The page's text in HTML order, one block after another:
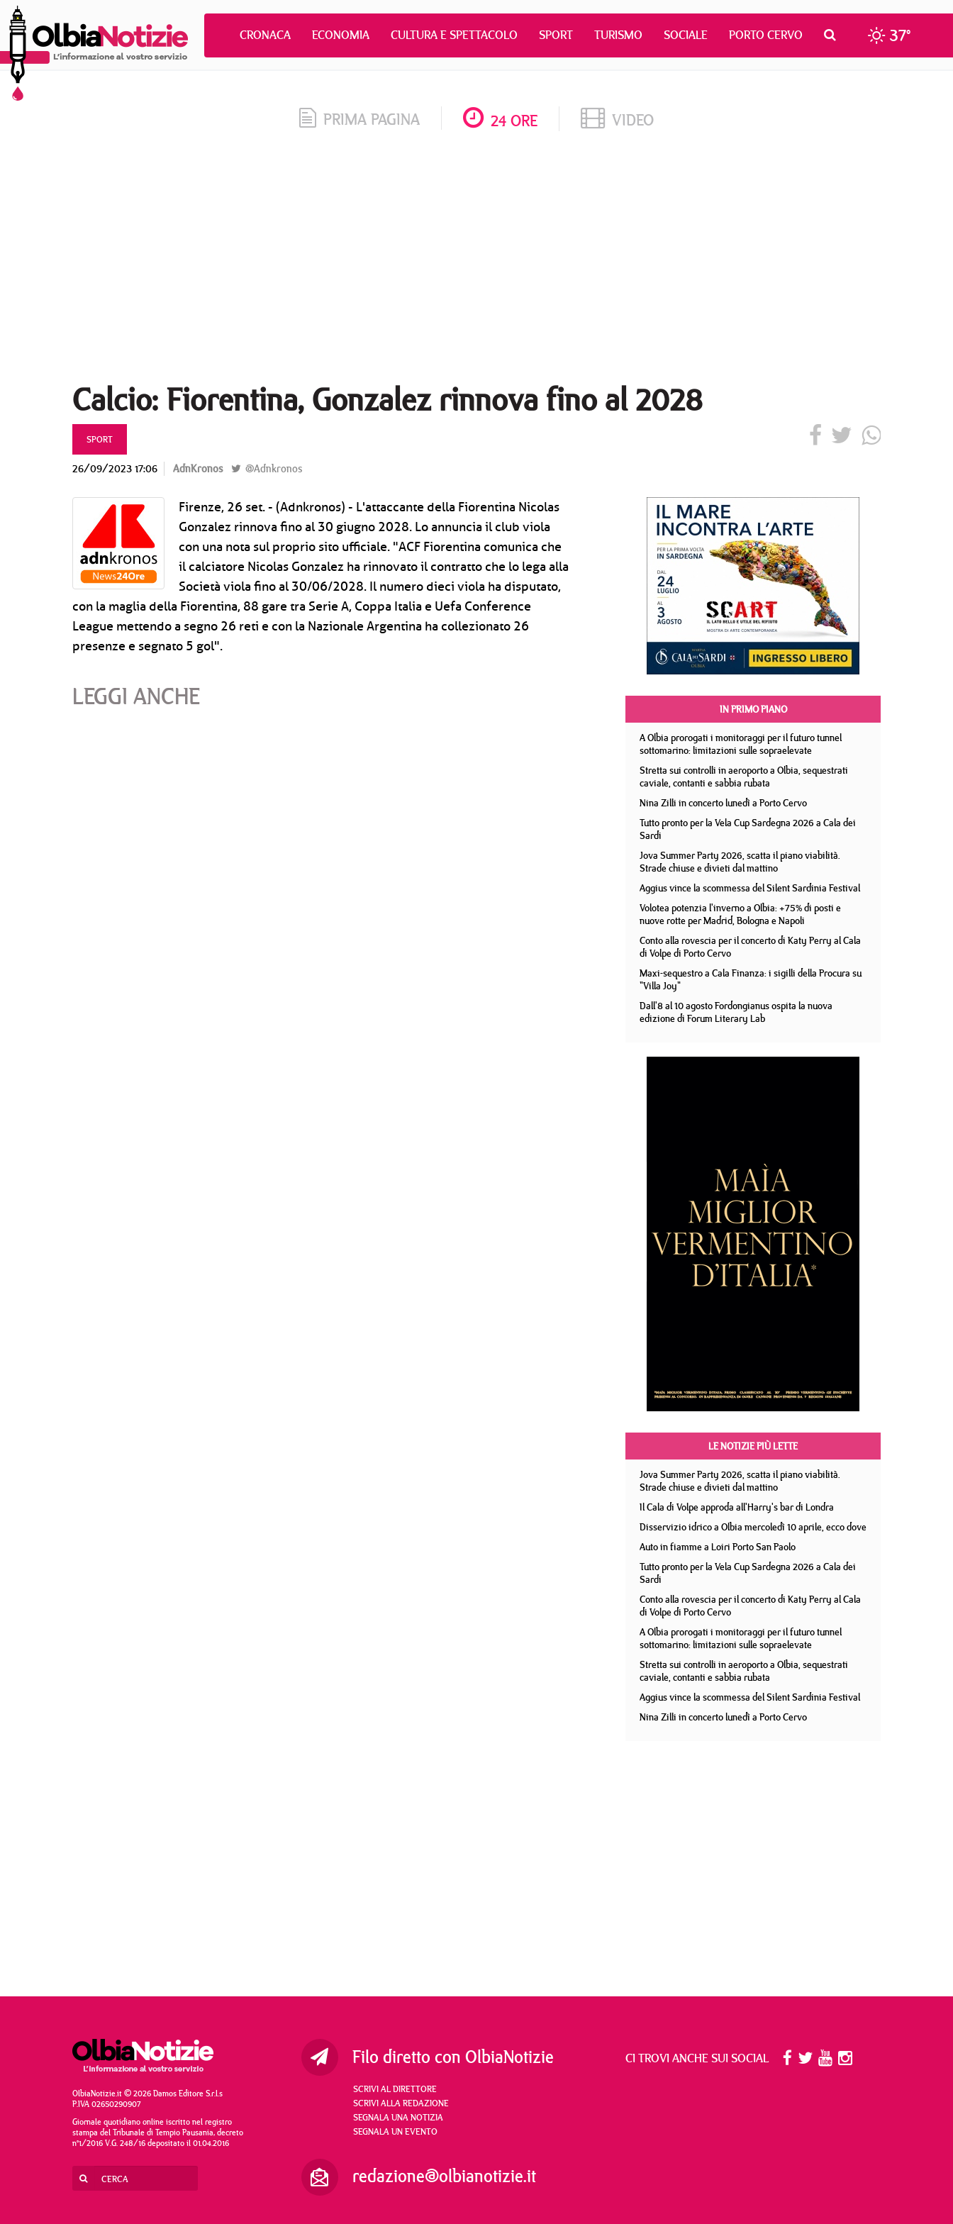
CRONACA ECONOMIA CULTURA E SPETTACOLO SPORT TURISMO SOCIALE PORTO CERVO 37°
PRIMA PAGINA 24 ORE VIDEO
Calcio: Fiorentina, Gonzalez rinnova fino al 2028
SPORT
26/09/2023 17:06 AdnKronos @Adnkronos
Firenze, 26 set. - (Adnkronos) - L'attaccante della Fiorentina Nicolas
Gonzalez rinnova fino al 30 giugno 2028. Lo annuncia il club viola
con una nota sul proprio sito ufficiale. "ACF Fiorentina comunica che
il calciatore Nicolas Gonzalez ha rinnovato il contratto che lo lega alla
Società viola fino al 30/06/2028. Il numero dieci viola ha disputato,
con la maglia della Fiorentina, 88 gare tra Serie A, Coppa Italia e Uefa Conference
League mettendo a segno 26 reti e con la Nazionale Argentina ha collezionato 26
presenze e segnato 5 gol".
LEGGI ANCHE
IN PRIMO PIANO
A Olbia prorogati i monitoraggi per il futuro tunnel
sottomarino: limitazioni sulle sopraelevate
Stretta sui controlli in aeroporto a Olbia, sequestrati
caviale, contanti e sabbia rubata
Nina Zilli in concerto lunedì a Porto Cervo
Tutto pronto per la Vela Cup Sardegna 2026 a Cala dei
Sardi
Jova Summer Party 2026, scatta il piano viabilità.
Strade chiuse e divieti dal mattino
Aggius vince la scommessa del Silent Sardinia Festival
Volotea potenzia l'inverno a Olbia: +75% di posti e
nuove rotte per Madrid, Bologna e Napoli
Conto alla rovescia per il concerto di Katy Perry al Cala
di Volpe di Porto Cervo
Maxi-sequestro a Cala Finanza: i sigilli della Procura su
"Villa Joy"
Dall'8 al 10 agosto Fordongianus ospita la nuova
edizione di Forum Literary Lab
LE NOTIZIE PIÙ LETTE
Jova Summer Party 2026, scatta il piano viabilità.
Strade chiuse e divieti dal mattino
Il Cala di Volpe approda all'Harry's bar di Londra
Disservizio idrico a Olbia mercoledì 10 aprile, ecco dove
Auto in fiamme a Loiri Porto San Paolo
Tutto pronto per la Vela Cup Sardegna 2026 a Cala dei
Sardi
Conto alla rovescia per il concerto di Katy Perry al Cala
di Volpe di Porto Cervo
A Olbia prorogati i monitoraggi per il futuro tunnel
sottomarino: limitazioni sulle sopraelevate
Stretta sui controlli in aeroporto a Olbia, sequestrati
caviale, contanti e sabbia rubata
Aggius vince la scommessa del Silent Sardinia Festival
Nina Zilli in concerto lunedì a Porto Cervo
OlbiaNotizie.it © 2026 Damos Editore S.r.l.s
P.IVA 02650290907
Giornale quotidiano online iscritto nel registro
stampa del Tribunale di Tempio Pausania, decreto
n°1/2016 V.G. 248/16 depositato il 01.04.2016
Filo diretto con OlbiaNotizie
SCRIVI AL DIRETTORE
SCRIVI ALLA REDAZIONE
SEGNALA UNA NOTIZIA
SEGNALA UN EVENTO
redazione@olbianotizie.it
CI TROVI ANCHE SUI SOCIAL